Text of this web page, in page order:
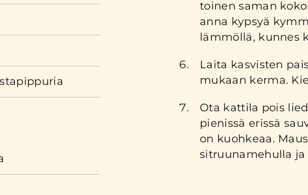
toinen saman
anna kypsyä
lämmöllä, kunnes
Laita kasvisten
mukaan kerma.
Ota kattila pois
pienissä erissä
on kuohkeaa.
sitruunamehulla ja